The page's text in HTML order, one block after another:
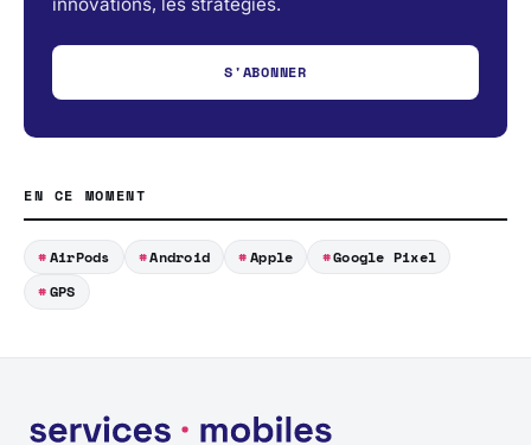
S'ABONNER
EN CE MOMENT
AirPods Android Apple
Google Pixel
GPS